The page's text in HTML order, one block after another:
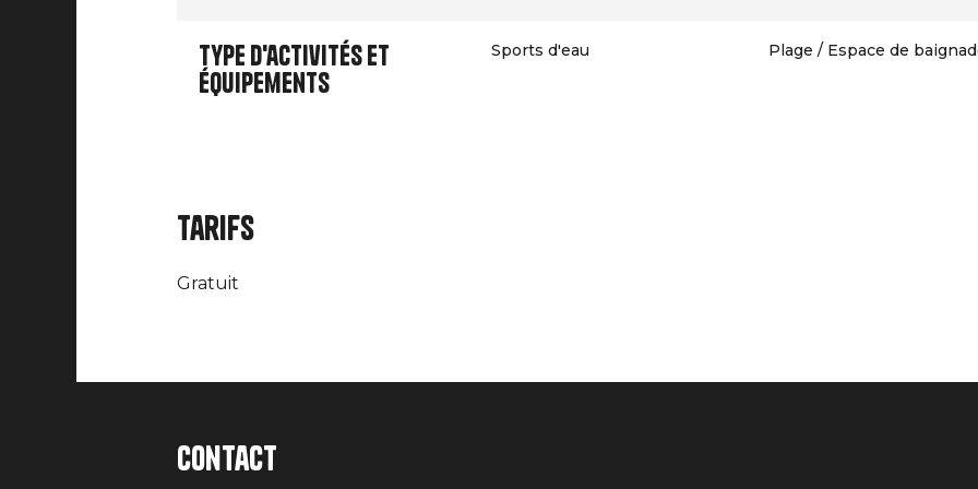
Type d'activités et
équipements
Sports d'eau Plage / Espace de
Tarifs
Gratuit
Contact